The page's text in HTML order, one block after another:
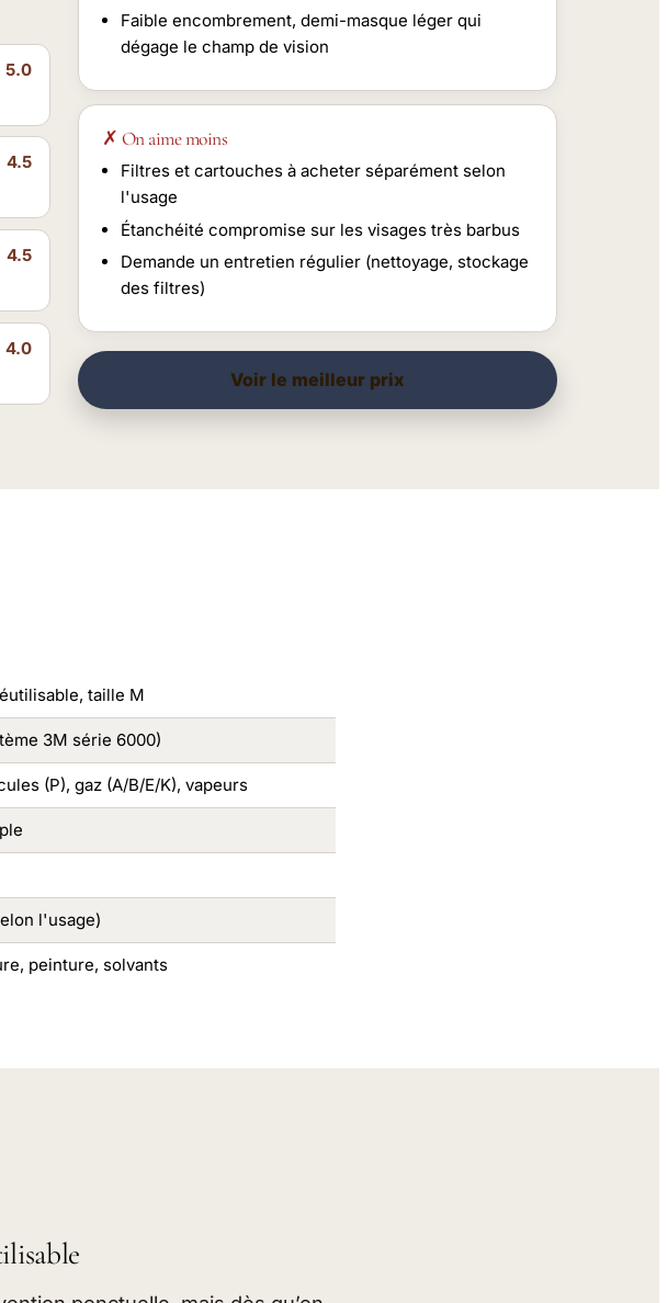
5.0
4.5
4.5
4.0
Faible encombrement, demi-masque léger qui
dégage le champ de vision
✗ On aime moins
Filtres et cartouches à acheter séparément selon
l'usage
Étanchéité compromise sur les visages très barbus
Demande un entretien régulier (nettoyage, stockage
des filtres)
Voir le meilleur prix
taille M
3M série 6000)
(P), gaz (A/B/E/K), vapeurs
l'usage)
peinture, solvants